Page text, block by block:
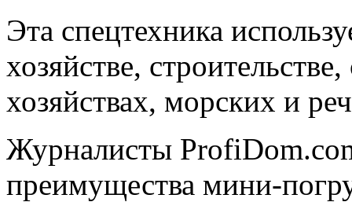
Эта спецтехника
хозяйстве,
хозяйствах, морских и
Журналисты
преимущества мини-